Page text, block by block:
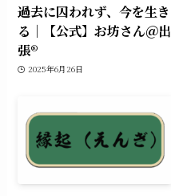
過去に囚われず、今を生き
る｜【公式】お坊さん＠出
張®︎
2025年6月26日